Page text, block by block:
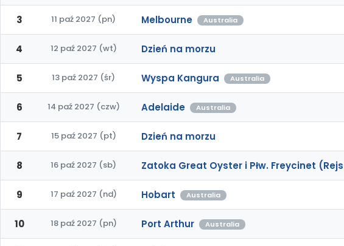
3 11 paź 2027 (pn) Melbourne Australia
4 12 paź 2027 (wt) Dzień na morzu
5 13 paź 2027 (śr) Wyspa Kangura Australia
6 14 paź 2027 (czw) Adelaide Australia
7 15 paź 2027 (pt) Dzień na morzu
8 16 paź 2027 (sb) Zatoka Great Oyster i Płw. Freycinet
9 17 paź 2027 (nd) Hobart Australia
10 18 paź 2027 (pn) Port Arthur Australia